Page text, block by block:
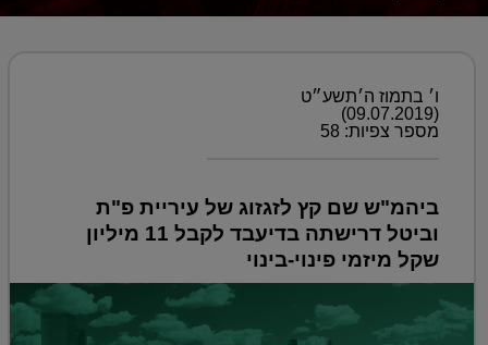
ו׳ בתמוז ה׳תשע״ט
(09.07.2019)
מספר צפיות: 58
ביהמ"ש שם קץ לזגזוג של עיריית פ"ת
וביטל דרישתה בדיעבד לקבל 11 מיליון
שקל מיזמי פינוי-בינוי